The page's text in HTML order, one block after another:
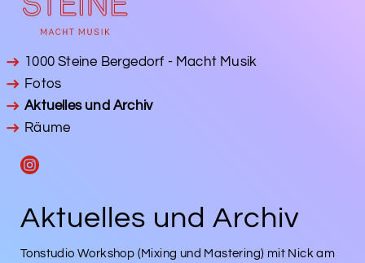
1000 Steine Bergedorf - Macht Musik
Fotos
Aktuelles und Archiv
Räume
Aktuelles und Archiv
Tonstudio Workshop (Mixing und Mastering) mit Nick am